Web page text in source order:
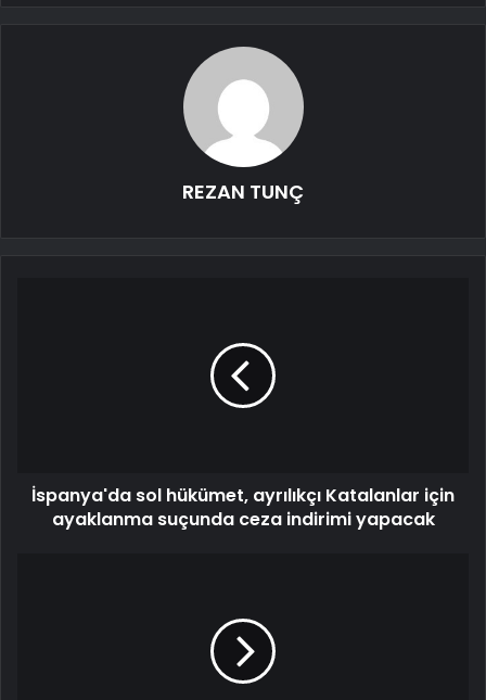
REZAN TUNÇ
İspanya'da sol hükümet, ayrılıkçı Katalanlar için
ayaklanma suçunda ceza indirimi yapacak